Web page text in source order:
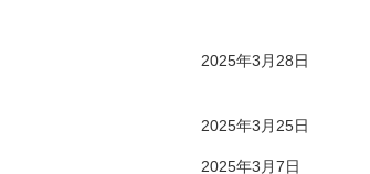
2025年3月28日
2025年3月25日
2025年3月7日